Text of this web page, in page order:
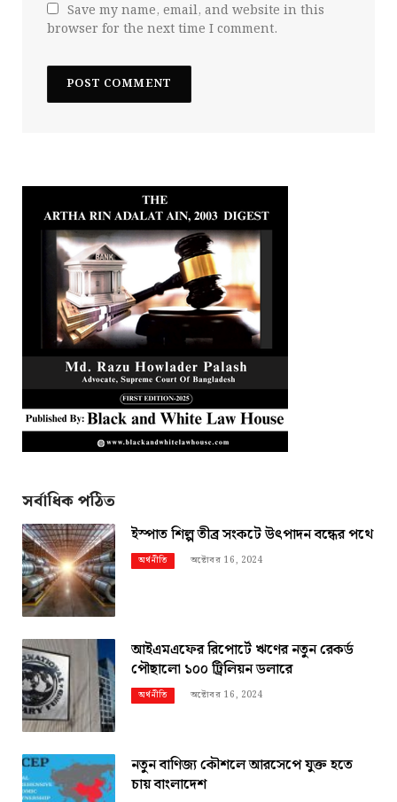
Save my name, email, and website in this
browser for the next time I comment.
সর্বাধিক পঠিত
ইস্পাত শিল্প তীব্র সংকটে উৎপাদন বন্ধের পথে
অর্থনীতি অক্টোবর 16, 2024
আইএমএফের রিপোর্টে ঋণের নতুন রেকর্ড
পৌছালো ১০০ ট্রিলিয়ন ডলারে
অর্থনীতি অক্টোবর 16, 2024
নতুন বাণিজ্য কৌশলে আরসেপে যুক্ত হতে
চায় বাংলাদেশ